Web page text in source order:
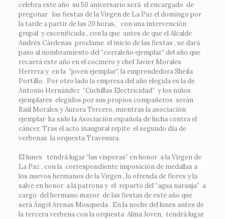
celebra este año su 50 aniversario será el encargado de
pregonar las fiestas de la Virgen de La Paz el domingo por
la tarde a partir de las 20 horas, con una intervención
grupal y escenificada , con la que antes de que el Alcalde
Andrés Cárdenas proclame el inicio de las fiestas , se dará
paso al nombramiento del “corraleño ejemplar” del año que
recaerá este año en el cocinero y chef Javier Morales
Herrera y en la “joven ejemplar”, la emprendedora Sheila
Portillo. Por otro lado la empresa del año elegida es la de
Antonio Hernández “Cuchillas Electricidad” y los niños
ejemplares elegidos por sus propios compañeros serán
Raúl Morales y Aurora Tercero, mientras la asociación
ejemplar ha sido la Asociación española de lucha contra el
cáncer. Tras el acto inaugural repite el segundo día de
verbenas la orquesta Travesura.
El lunes tendrá lugar “las vísperas” en honor a la Virgen de
La Paz , con la correspondiente imposición de medallas a
los nuevos hermanos de la Virgen , la ofrenda de flores y la
salve en honor a la patrona y el reparto del “agua naranja” a
cargo del hermano mayor de las fiestas de este año que
será Ángel Arenas Mosqueda . En la noche del lunes antes de
la tercera verbena con la orquesta Alma Joven, tendrá lugar